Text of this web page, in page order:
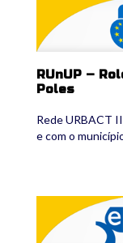
runup2.png
RUnUP –
Poles
Rede URBACT
e com o
egtc2.png